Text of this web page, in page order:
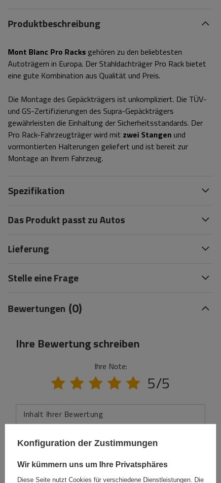
Produktbeschreibung
Mont Blanc Pro Racks gehören zu den beliebtesten
Autoträgern in Europa. Der Stahldachträger Pro Rack bietet
eine gute Kombination aus Qualität und Preis.
Die Montage des Gepäckträgers ist unkompliziert. Die TÜV-
und GS-Zertifizierungen des Supra-Gepäckträgers
gewährleisten die Einhaltung der Sicherheitsstandards. Der
Pro Rack-Fahrzeugträger wird mit zwei Stangen und
vormontierten Halterungen geliefert und ist bereit zur
Montage an Ihrem Fahrzeug.
Spezifikation
Das Produkt passt zu Autos
Lieferung
Stelle eine Frage
Bewertungen (0)
Ihre Bewertung schreiben
Ihre Note:
5/5
Inhalt Ihrer Bewertung
Ihr Produktfoto hinzufügen:
Konfiguration der Zustimmungen
Wir kümmern uns um Ihre Privatsphäres
Diese Seite nutzt Cookies für verschiedene Dienstleistungen. Die